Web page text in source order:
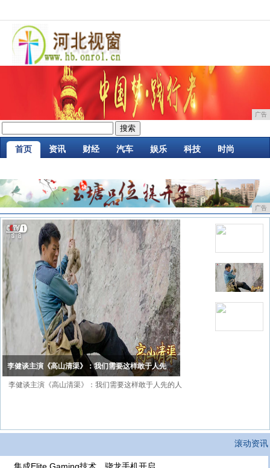
广告
首页 资讯 财经 汽车 娱乐 科技 时尚
广告
李健谈主演《高山清渠》：我们需要这样敢于人先
李健谈主演《高山清渠》：我们需要这样敢于人先的人
滚动资讯
集成Elite Gaming技术，骁龙手机开启